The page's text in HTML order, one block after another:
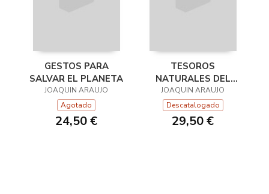
GESTOS PARA
SALVAR EL PLANETA
JOAQUIN ARAUJO
Agotado
24,50 €
TESOROS
NATURALES DEL
MUNDO
JOAQUIN ARAUJO
Descatalogado
29,50 €